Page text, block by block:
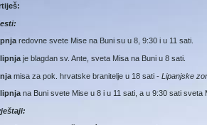
redovne svete Mise na Buni su u 8, 9:30 i u 11 sati.
je blagdan sv. Ante, sveta Misa na Buni u 8 sati.
misa za pok. hrvatske branitelje u 18 sati - Lipanjske
na Buni svete Mise u 8 i u 11 sati, a u 9:30 sati sveta